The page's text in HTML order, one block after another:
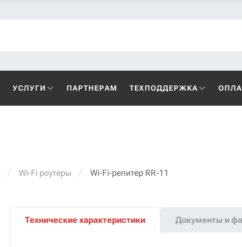
УСЛУГИ ПАРТНЕРАМ ТЕХПОДДЕРЖКА
Wi-Fi роутеры Wi-Fi-репитер RR-11
Технические характеристики Документы и